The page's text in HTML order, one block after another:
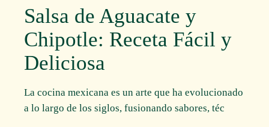
Salsa de Aguacate y
Chipotle: Receta Fácil y
Deliciosa
La cocina mexicana es un arte que ha evolucionado
a lo largo de los siglos, fusionando sabores, téc